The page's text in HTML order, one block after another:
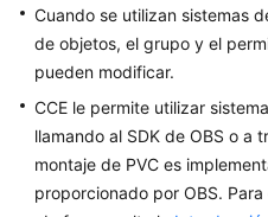
Grupos
de
nodos
Workloads
Cuando se utilizan sistemas
de objetos, el grupo y el
pueden modificar.
CCE le permite utilizar
llamando al SDK de OBS o a
montaje de PVC es
proporcionado por OBS.